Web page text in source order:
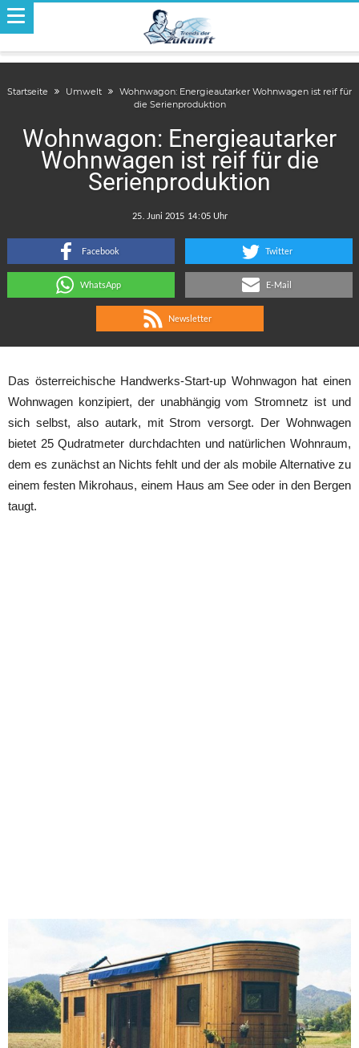
Startseite Umwelt
Wohnwagon: Energieautarker Wohnwagen ist reif für
die Serienproduktion
Wohnwagon: Energieautarker
Wohnwagen ist reif für die
Serienproduktion
:
Facebook Twitter
WhatsApp E-Mail
Newsletter
Das österreichische Handwerks-Start-up Wohnwagon hat einen
Wohnwagen konzipiert, der unabhängig vom Stromnetz ist und
sich selbst, also autark, mit Strom versorgt. Der Wohnwagen
bietet 25 Qudratmeter durchdachten und natürlichen Wohnraum,
dem es zunächst an Nichts fehlt und der als mobile Alternative zu
einem festen Mikrohaus, einem Haus am See oder in den Bergen
taugt.